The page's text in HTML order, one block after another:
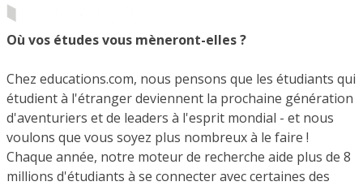
Où vos études vous mèneront-elles ?
Chez educations.com, nous pensons que les étudiants qui
étudient à l'étranger deviennent la prochaine génération
d'aventuriers et de leaders à l'esprit mondial - et nous
voulons que vous soyez plus nombreux à le faire !
Chaque année, notre moteur de recherche aide plus de 8
millions d'étudiants à se connecter avec certaines des